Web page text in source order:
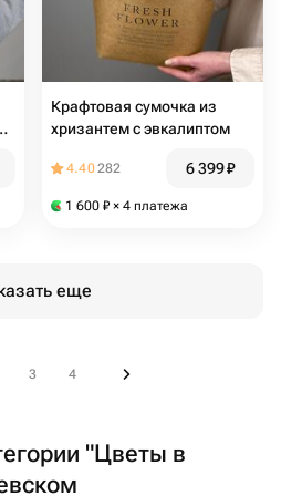
Крафтовая сумочка из
хризантем с эвкалиптом
4.40282 6 399₽
1 600 ₽ × 4 платежа
еще
3 4
"Цветы в